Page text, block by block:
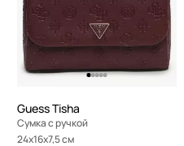
Guess Tisha
Сумка с ручкой
24x16x7,5 см